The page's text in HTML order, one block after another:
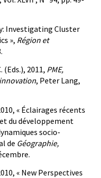
Investigating Cluster
», Région et
(Eds.), 2011, PME,
, Peter Lang,
« Éclairages récents
du développement
socio-
de Géographie,
« New Perspectives